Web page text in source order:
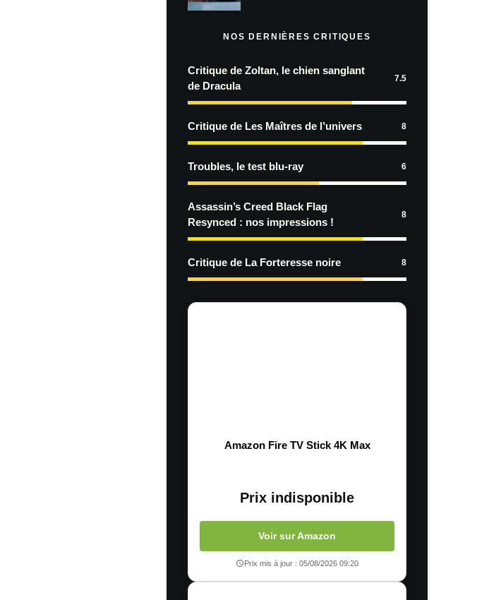
NOS DERNIÈRES CRITIQUES
Critique de Zoltan, le chien sanglant
de Dracula
7.5
Critique de Les Maîtres de l’univers 8
Troubles, le test blu-ray 6
Assassin’s Creed Black Flag
Resynced : nos impressions !
8
Critique de La Forteresse noire 8
Amazon Fire TV Stick 4K Max
Prix indisponible
Voir sur Amazon
Prix mis à jour : 05/08/2026 09:20